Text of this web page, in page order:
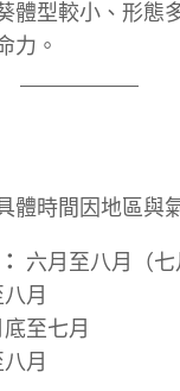
體型較小、形態
力。
體時間因地區與
六月至八月（七
月
至七月
月